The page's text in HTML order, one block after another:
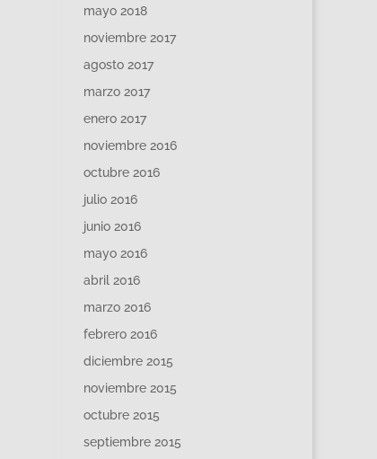
mayo 2018
noviembre 2017
agosto 2017
marzo 2017
enero 2017
noviembre 2016
octubre 2016
julio 2016
junio 2016
mayo 2016
abril 2016
marzo 2016
febrero 2016
diciembre 2015
noviembre 2015
octubre 2015
septiembre 2015